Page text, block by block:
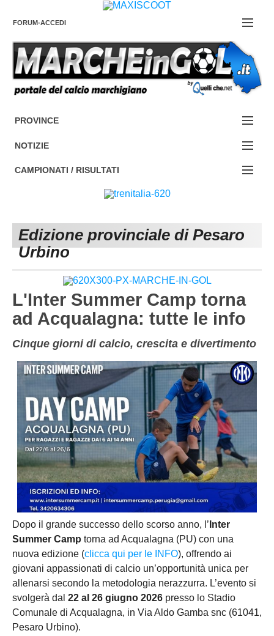
FORUM-ACCEDI
Contattaci
PROVINCE
EDIZIONE:
ANCONA
MACERATA
NOTIZIE
NOTIZIE:
ECCELLENZA
1^ CATEGORIA
2^ CATEGORIA
3^ CATEGORIA
GIOVANILI
CAMPIONATI / RISULTATI
NAZIONALI
REGIONALI
DIRETTA
Edizione provinciale di Pesaro
Urbino
L'Inter Summer Camp torna
ad Acqualagna: tutte le info
Cinque giorni di calcio, crescita e divertimento
Dopo il grande successo dello scorso anno, l’ Inter
Summer Camp torna ad Acqualagna (PU) con una
nuova edizione (clicca qui per le INFO), offrendo ai
giovani appassionati di calcio un’opportunità unica per
allenarsi secondo la metodologia nerazzurra. L’evento si
svolgerà dal 22 al 26 giugno 2026 presso lo Stadio
Comunale di Acqualagna, in Via Aldo Gamba snc (61041,
Pesaro Urbino).